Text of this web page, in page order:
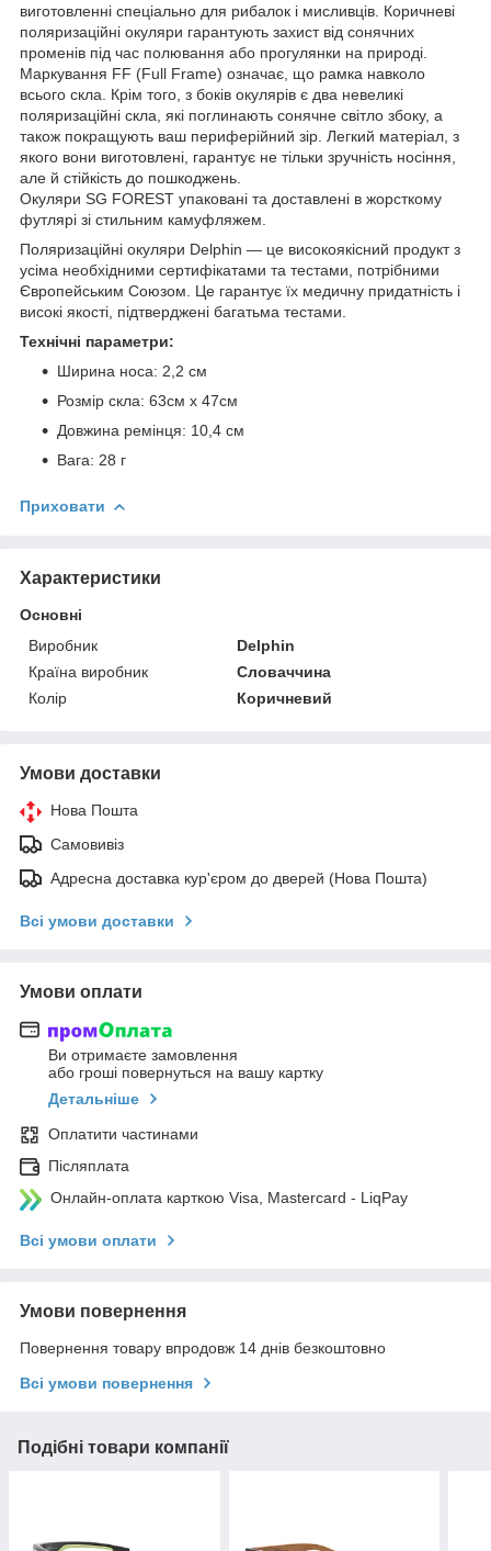
виготовленні спеціально для рибалок і мисливців. Коричневі
поляризаційні окуляри гарантують захист від сонячних
променів під час полювання або прогулянки на природі.
Маркування FF (Full Frame) означає, що рамка навколо
всього скла. Крім того, з боків окулярів є два невеликі
поляризаційні скла, які поглинають сонячне світло збоку, а
також покращують ваш периферійний зір. Легкий матеріал, з
якого вони виготовлені, гарантує не тільки зручність носіння,
але й стійкість до пошкоджень.
Окуляри SG FOREST упаковані та доставлені в жорсткому
футлярі зі стильним камуфляжем.
Поляризаційні окуляри Delphin — це високоякісний продукт з
усіма необхідними сертифікатами та тестами, потрібними
Європейським Союзом. Це гарантує їх медичну придатність і
високі якості, підтверджені багатьма тестами.
Технічні параметри:
Ширина носа: 2,2 см
Розмір скла: 63см х 47см
Довжина ремінця: 10,4 см
Вага: 28 г
Приховати
Характеристики
Основні
Виробник
Delphin
Країна виробник
Словаччина
Колір
Коричневий
Умови доставки
Нова Пошта
Самовивіз
Адресна доставка кур'єром до дверей (Нова Пошта)
Всі умови доставки
Умови оплати
Ви отримаєте замовлення
або гроші повернуться на вашу картку
Детальніше
Оплатити частинами
Післяплата
Онлайн-оплата карткою Visa, Mastercard - LiqPay
Всі умови оплати
Умови повернення
Повернення товару впродовж 14 днів безкоштовно
Всі умови повернення
Подібні товари компанії